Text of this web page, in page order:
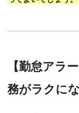
【勤怠アラ
務がラクにな